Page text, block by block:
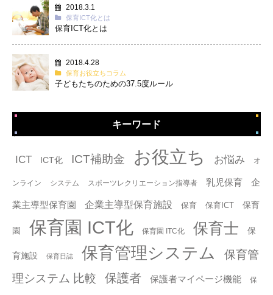
2018.3.1
保育ICT化とは
保育ICT化とは
2018.4.28
保育お役立ちコラム
子どもたちのための37.5度ルール
キーワード
タグ
ICT ICT化 ICT補助金 お役立ち お悩み オ
ンライン システム スポーツレクリエーション指導者 乳児保育 企
業主導型保育園 企業主導型保育施設 保育 保育ICT 保育
園 保育園 ICT化 保育園 ITC化 保育士 保
育施設 保育日誌 保育管理システム
保育管
理システム 比較
保護者 保護者マイページ機能 保